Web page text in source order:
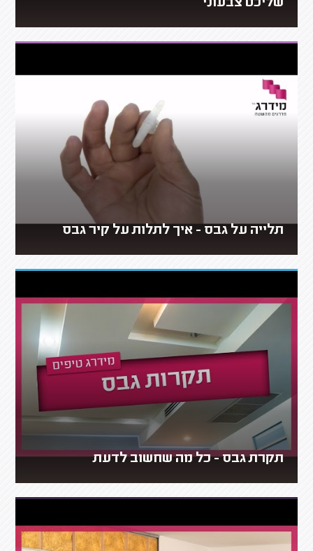
שליכט צבעוני
תלייה על גבס - איך לתלות על קיר גבס
תקרת גבס - כל מה שחשוב לדעת